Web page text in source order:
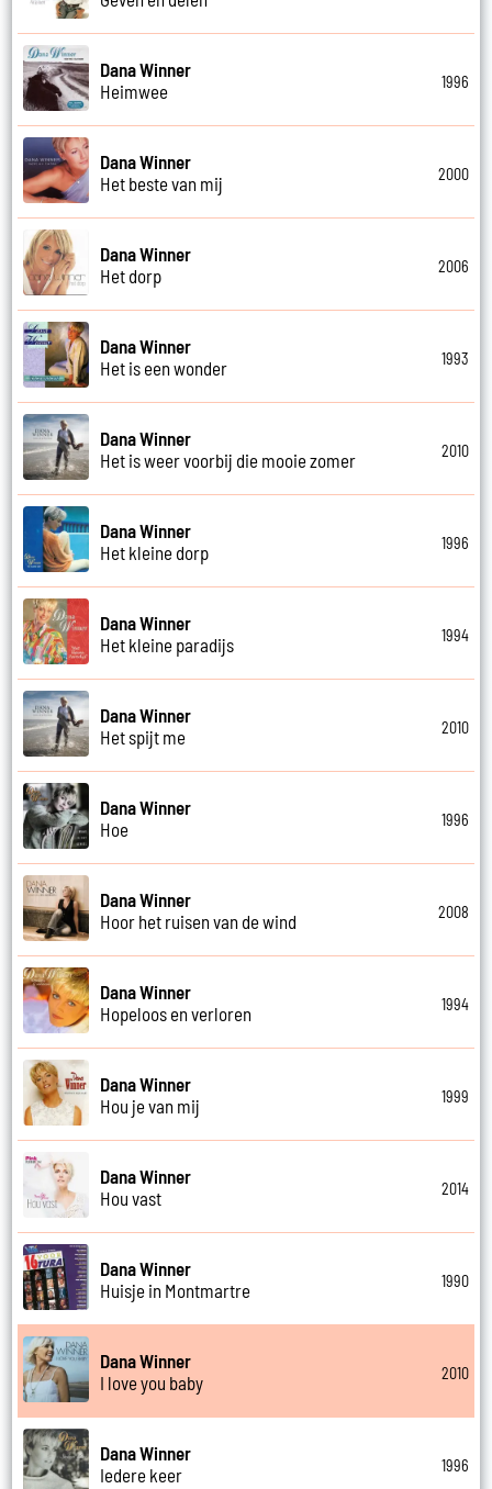
Dana Winner
Heimwee
1996
Dana Winner
Het beste van mij
2000
Dana Winner
Het dorp
2006
Dana Winner
Het is een wonder
1993
Dana Winner
Het is weer voorbij die mooie zomer
2010
Dana Winner
Het kleine dorp
1996
Dana Winner
Het kleine paradijs
1994
Dana Winner
Het spijt me
2010
Dana Winner
Hoe
1996
Dana Winner
Hoor het ruisen van de wind
2008
Dana Winner
Hopeloos en verloren
1994
Dana Winner
Hou je van mij
1999
Dana Winner
Hou vast
2014
Dana Winner
Huisje in Montmartre
1990
Dana Winner
I love you baby
2010
Dana Winner
Iedere keer
1996